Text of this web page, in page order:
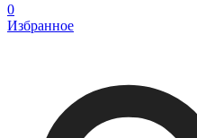
0
Избранное